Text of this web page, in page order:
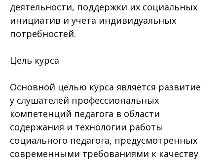
деятельности, поддержки их социальных
инициатив и учета индивидуальных
потребностей.
Цель курса
Основной целью курса является развитие
у слушателей профессиональных
компетенций педагога в области
содержания и технологии работы
социального педагога, предусмотренных
современными требованиями к качеству